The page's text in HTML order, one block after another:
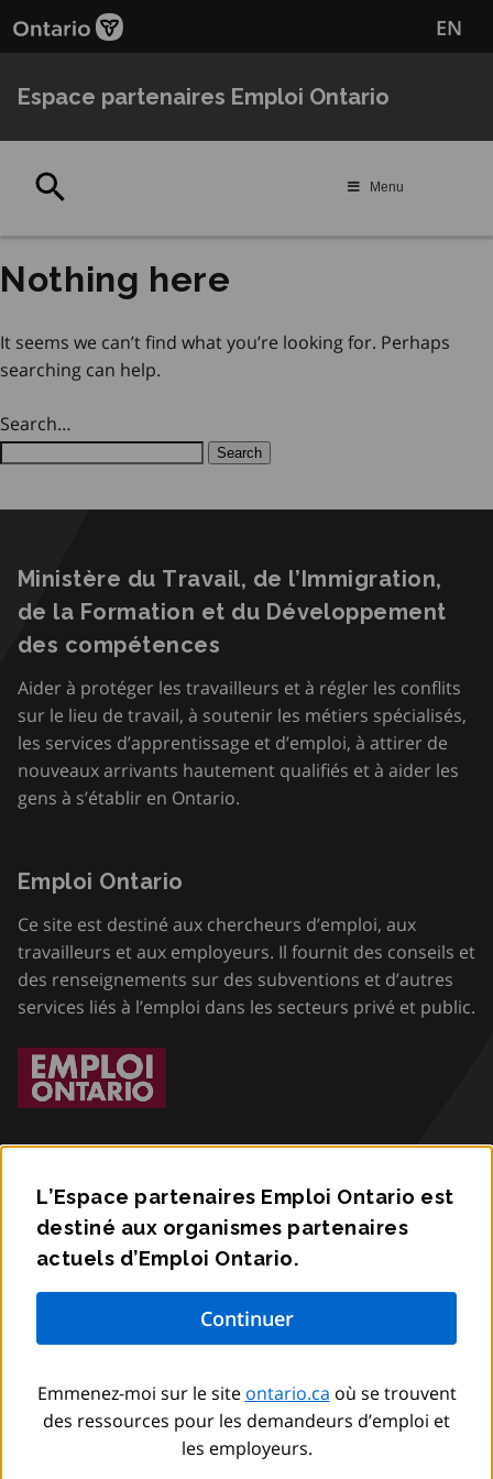
au
principal
au
L’Espace partenaires Emploi Ontario est
destiné aux organismes partenaires
actuels d’Emploi Ontario.
Emmenez-moi sur le site ontario.ca où se trouvent
des ressources pour les demandeurs d’emploi et
les employeurs.
EN
Espace partenaires Emploi Ontario
Menu
Nothing here
It seems we can’t find what you’re looking for. Perhaps
searching can help.
Search…
Ministère du Travail, de l’Immigration,
de la Formation et du Développement
des compétences
Aider à protéger les travailleurs et à régler les conflits
sur le lieu de travail, à soutenir les métiers spécialisés,
les services d’apprentissage et d’emploi, à attirer de
nouveaux arrivants hautement qualifiés et à aider les
gens à s’établir en Ontario.
Emploi Ontario
Ce site est destiné aux chercheurs d’emploi, aux
travailleurs et aux employeurs. Il fournit des conseils et
des renseignements sur des subventions et d’autres
services liés à l’emploi dans les secteurs privé et public.
Accessibilité
Confidentialité
© Imprimeur du Roi pour l’Ontario,2012 –to
2026